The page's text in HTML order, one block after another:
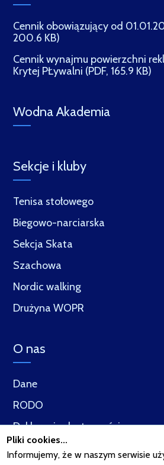
Cennik obowiązujący od
200.6 KB)
Cennik wynajmu powierzchni
Krytej PŁywalni (PDF, 165.9 KB)
Wodna Akademia
Sekcje i kluby
Tenisa stołowego
Biegowo-narciarska
Sekcja Skata
Szachowa
Nordic walking
Drużyna WOPR
O nas
Dane
RODO
Deklaracja dostępności
Polityka plików cookie
Pliki cookies...
Informujemy, że w naszym serwisie